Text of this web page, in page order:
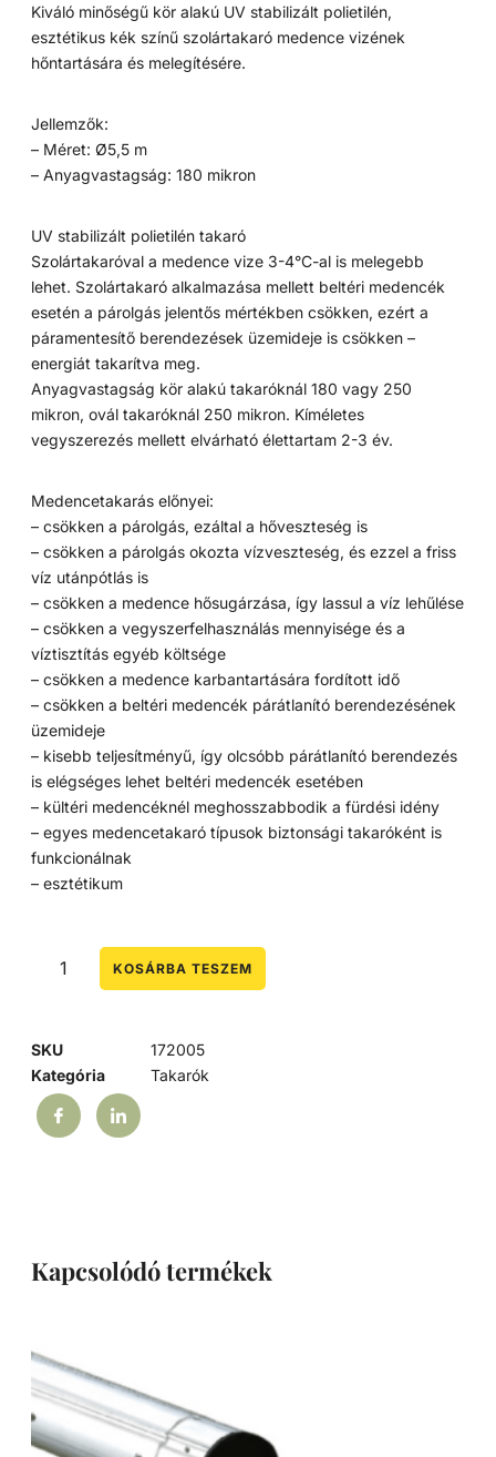
Kiváló minőségű kör alakú UV stabilizált polietilén,
esztétikus kék színű szolártakaró medence vizének
hőntartására és melegítésére.
Jellemzők:
– Méret: Ø5,5 m
– Anyagvastagság: 180 mikron
UV stabilizált polietilén takaró
Szolártakaróval a medence vize 3-4°C-al is melegebb
lehet. Szolártakaró alkalmazása mellett beltéri medencék
esetén a párolgás jelentős mértékben csökken, ezért a
páramentesítő berendezések üzemideje is csökken –
energiát takarítva meg.
Anyagvastagság kör alakú takaróknál 180 vagy 250
mikron, ovál takaróknál 250 mikron. Kíméletes
vegyszerezés mellett elvárható élettartam 2-3 év.
Medencetakarás előnyei:
– csökken a párolgás, ezáltal a hőveszteség is
– csökken a párolgás okozta vízveszteség, és ezzel a friss
víz utánpótlás is
– csökken a medence hősugárzása, így lassul a víz lehűlése
– csökken a vegyszerfelhasználás mennyisége és a
víztisztítás egyéb költsége
– csökken a medence karbantartására fordított idő
– csökken a beltéri medencék párátlanító berendezésének
üzemideje
– kisebb teljesítményű, így olcsóbb párátlanító berendezés
is elégséges lehet beltéri medencék esetében
– kültéri medencéknél meghosszabbodik a fürdési idény
– egyes medencetakaró típusok biztonsági takaróként is
funkcionálnak
– esztétikum
KOSÁRBA TESZEM
SKU
172005
Kategória
Takarók
Kapcsolódó termékek